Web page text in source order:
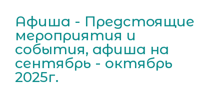
Афиша - Предстоящие
мероприятия и
события, афиша на
сентябрь - октябрь
2025г.